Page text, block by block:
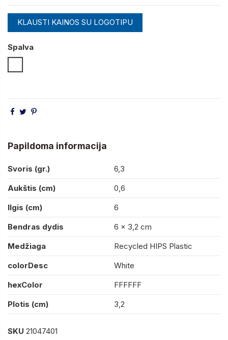
KLAUSTI KAINOS SU LOGOTIPU
Spalva
Papildoma informacija
Svoris (gr.)
6,3
Aukštis (cm)
0,6
Ilgis (cm)
6
Bendras dydis
6 x 3,2 cm
Medžiaga
Recycled HIPS Plastic
colorDesc
White
hexColor
FFFFFF
Plotis (cm)
3,2
SKU 21047401